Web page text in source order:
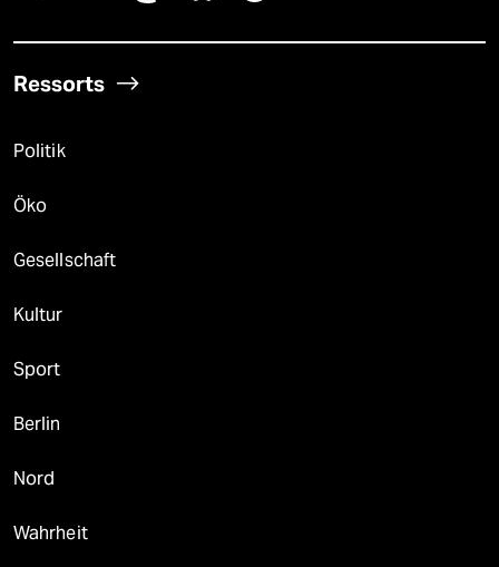
Ressorts
Politik
Öko
Gesellschaft
Kultur
Sport
Berlin
Nord
Wahrheit